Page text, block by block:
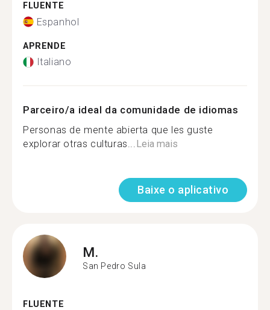
FLUENTE
Espanhol
APRENDE
Italiano
Parceiro/a ideal da comunidade de idiomas
Personas de mente abierta que les guste
explorar otras culturas...Leia mais
Baixe o aplicativo
M.
San Pedro Sula
FLUENTE